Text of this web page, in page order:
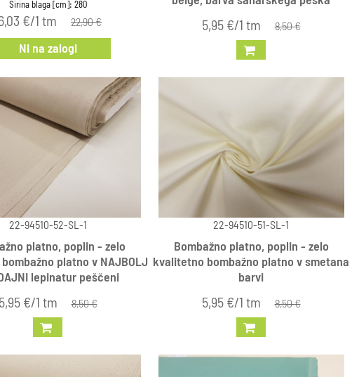
Širina blaga [cm]: 280
€/1 tm 22,90 €
Ni na zalogi
5,95 €/1 tm 8,50 €
22-94510-52-SL-1
platno, poplin - zelo
platno v NAJBOLJ
lepinatur peščeni
5,95 €/1 tm 8,50 €
22-94510-51-SL-1
Bombažno platno, poplin - zelo
kvalitetno bombažno platno v smetana
barvi
5,95 €/1 tm 8,50 €